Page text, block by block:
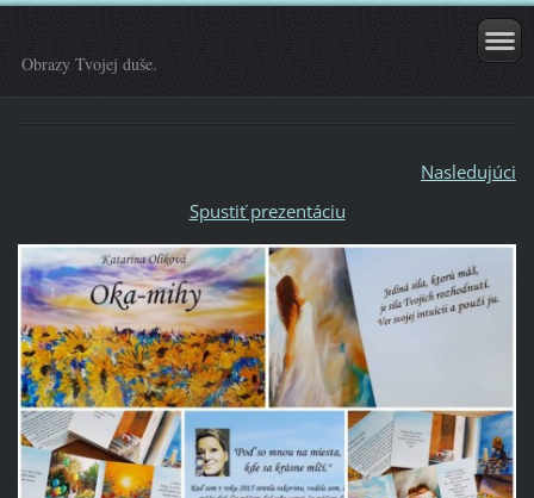
Obrazy Tvojej duše.
Nasledujúci
Spustiť prezentáciu